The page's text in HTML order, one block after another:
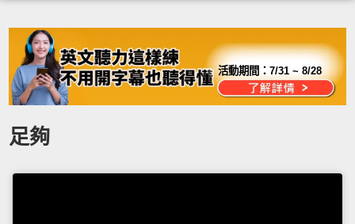
活動期間：7/31 ~ 8/28
足夠